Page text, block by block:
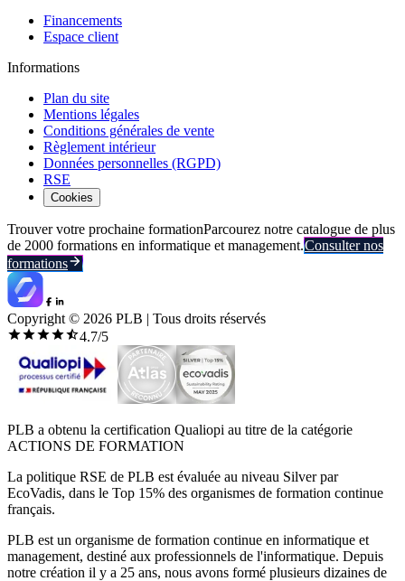
Financements
Espace client
Informations
Plan du site
Mentions légales
Conditions générales de vente
Règlement intérieur
Données personnelles (RGPD)
RSE
Cookies
Trouver votre prochaine formationParcourez notre catalogue de plus
de 2000 formations en informatique et management.Consulter nos
formations
Copyright © 2026 PLB | Tous droits réservés
4.7/5
PLB a obtenu la certification Qualiopi au titre de la catégorie
ACTIONS DE FORMATION
La politique RSE de PLB est évaluée au niveau Silver par
EcoVadis, dans le Top 15% des organismes de formation continue
français.
PLB est un organisme de formation continue en informatique et
management, destiné aux professionnels de l'informatique. Depuis
notre création il y a 25 ans, nous avons formé plusieurs dizaines de